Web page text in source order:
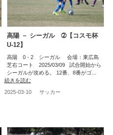
高陽 － シーガル ➁【コスモ杯
U-12】
高陽 0 - 2 シーガル 会場：東広島
芝右コート 2025/03/09 試合開始から
シーガルが攻める。 12番、8番がゴ...
続きを読む
2025-03-10
サッカー